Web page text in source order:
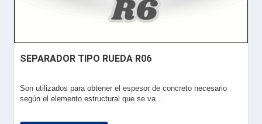
SEPARADOR TIPO RUEDA R06
Son utilizados para obtener el espesor de concreto necesario
según el elemento estructural que se va…